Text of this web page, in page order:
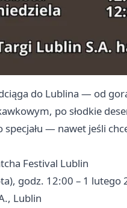
do Lublina — od
po słodkie
— nawet jeśli
Festival Lublin
godz. 12:00 – 1 lutego
Lublin